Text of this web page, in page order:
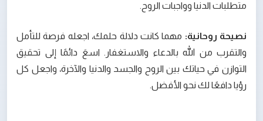
متطلبات الدنيا وواجبات الروح.
نصيحة روحانية: مهما كانت دلالة حلمك، اجعله فرصة للتأمل
والتقرب من الله بالدعاء والاستغفار. اسعَ دائمًا إلى تحقيق
التوازن في حياتك بين الروح والجسد والدنيا والآخرة، واجعل كل
رؤيا دافعًا لك نحو الأفضل.